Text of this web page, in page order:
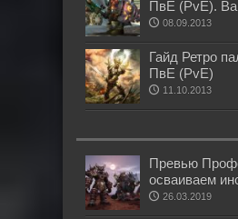
ПвЕ (PvE).
08.09.2013
Гайд Ретро
ПвЕ (PvE)
11.10.2013
Превью
осваиваем
26.03.2019